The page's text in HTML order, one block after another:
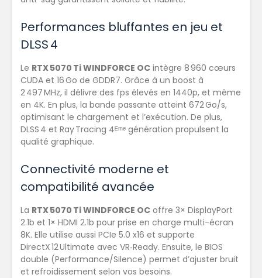
Performances bluffantes en jeu et
DLSS 4
Le RTX 5070 Ti WINDFORCE OC intègre 8 960 cœurs
CUDA et 16 Go de GDDR7. Grâce à un boost à
2 497 MHz, il délivre des fps élevés en 1440p, et même
en 4K. En plus, la bande passante atteint 672 Go/s,
optimisant le chargement et l’exécution. De plus,
DLSS 4 et Ray Tracing 4ᴱᵐᵉ génération propulsent la
qualité graphique.
Connectivité moderne et
compatibilité avancée
La RTX 5070 Ti WINDFORCE OC offre 3× DisplayPort
2.1b et 1× HDMI 2.1b pour prise en charge multi-écran
8K. Elle utilise aussi PCIe 5.0 x16 et supporte
DirectX 12 Ultimate avec VR‑Ready. Ensuite, le BIOS
double (Performance/Silence) permet d’ajuster bruit
et refroidissement selon vos besoins.